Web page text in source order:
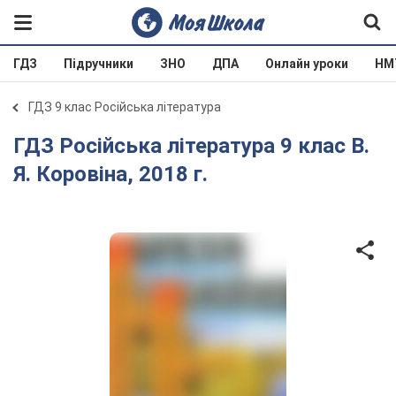
ГДЗ Підручники ЗНО ДПА Онлайн уроки
ГДЗ 9 клас Російська література
ГДЗ Російська література 9 клас В.
Я. Коровіна, 2018 г.